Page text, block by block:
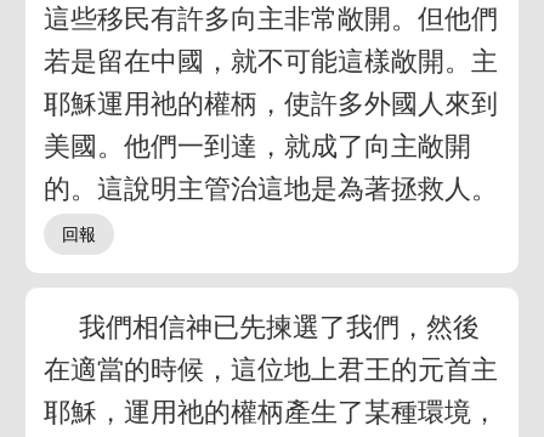
這些移民有許多向主非常敞開。但他們
若是留在中國，就不可能這樣敞開。主
耶穌運用祂的權柄，使許多外國人來到
美國。他們一到達，就成了向主敞開
的。這說明主管治這地是為著拯救人。
我們相信神已先揀選了我們，然後
在適當的時候，這位地上君王的元首主
耶穌，運用祂的權柄產生了某種環境，